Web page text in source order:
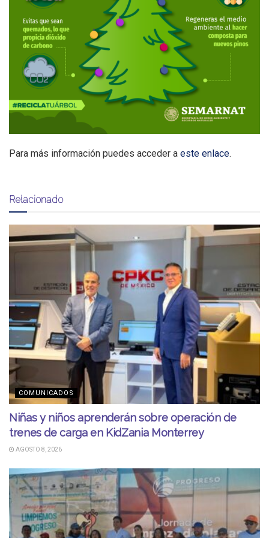
Para más información puedes acceder a este enlace.
Relacionado
COMUNICADOS
Niñas y niños aprenderán sobre operación de
trenes de carga en KidZania Monterrey
AGOSTO 8, 2026